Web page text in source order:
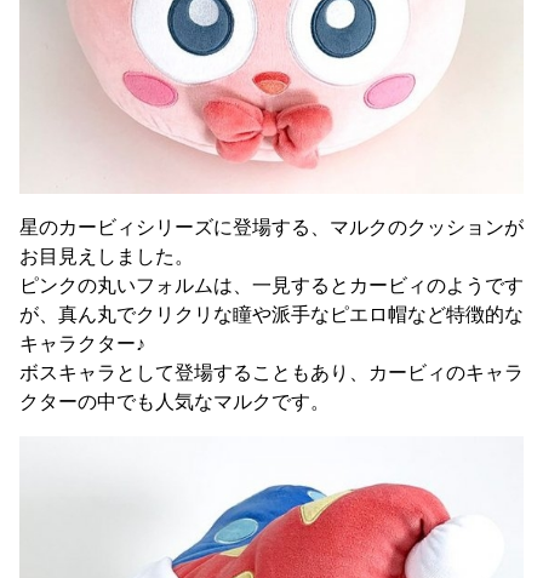
星のカービィシリーズに登場する、マルクのクッションが
お目見えしました。
ピンクの丸いフォルムは、一見するとカービィのようです
が、真ん丸でクリクリな瞳や派手なピエロ帽など特徴的な
キャラクター♪
ボスキャラとして登場することもあり、カービィのキャラ
クターの中でも人気なマルクです。